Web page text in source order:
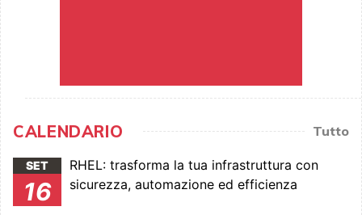
CALENDARIO Tutto
SET
16
RHEL: trasforma la tua infrastruttura con
sicurezza, automazione ed efficienza